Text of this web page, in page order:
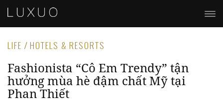
LIFE / HOTELS & RESORTS
Fashionista “Cô Em Trendy” tận
hưởng mùa hè đậm chất Mỹ tại
Phan Thiết